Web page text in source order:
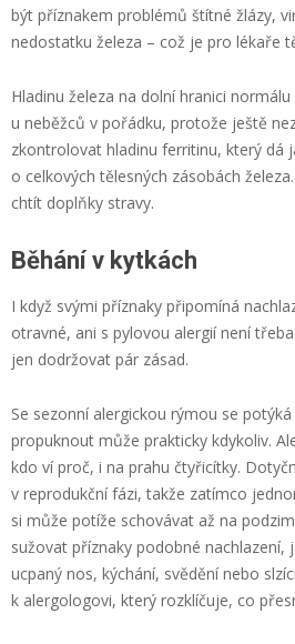
být příznakem problémů štítné žlázy,
nedostatku železa – což je pro lékaře
Hladinu železa na dolní hranici
u neběžců v pořádku, protože ještě
zkontrolovat hladinu ferritinu, který dá
o celkových tělesných zásobách
chtít doplňky stravy.
Běhání v kytkách
I když svými příznaky připomíná
otravné, ani s pylovou alergií není
jen dodržovat pár zásad.
Se sezonní alergickou rýmou se
propuknout může prakticky kdykoliv.
kdo ví proč, i na prahu čtyřicítky.
v reprodukční fázi, takže zatímco
si může potíže schovávat až na
sužovat příznaky podobné nachlazení,
ucpaný nos, kýchání, svědění nebo
k alergologovi, který rozklíčuje, co